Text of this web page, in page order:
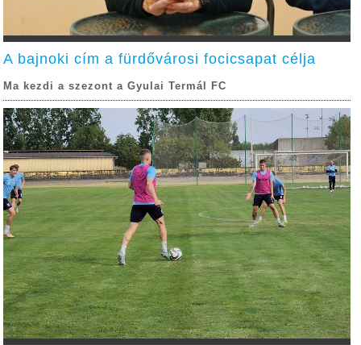
A bajnoki cím a fürdővárosi focicsapat célja
Ma kezdi a szezont a Gyulai Termál FC